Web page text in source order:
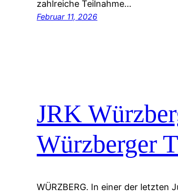
zahlreiche Teilnahme…
Februar 11, 2026
JRK
Würzberger
WÜRZBERG. In einer der letzten